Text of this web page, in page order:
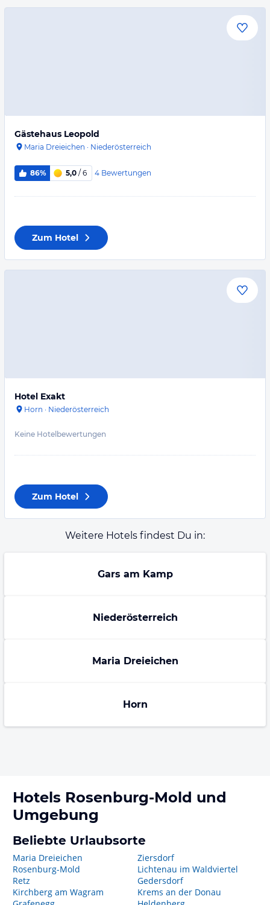
Gästehaus Leopold
Maria Dreieichen · Niederösterreich
86% 5,0 / 6 4 Bewertungen
Zum Hotel
Hotel Exakt
Horn · Niederösterreich
Keine Hotelbewertungen
Zum Hotel
Weitere Hotels findest Du in:
Gars am Kamp
Niederösterreich
Maria Dreieichen
Horn
Hotels Rosenburg-Mold und
Umgebung
Beliebte Urlaubsorte
Maria Dreieichen
Rosenburg-Mold
Retz
Kirchberg am Wagram
Ziersdorf
Lichtenau im Waldviertel
Gedersdorf
Krems an der Donau